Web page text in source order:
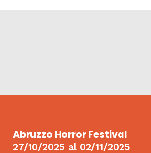
Abruzzo Horror Festival
27/10/2025 al 02/11/2025